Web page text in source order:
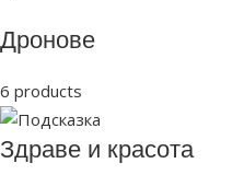
Дронове
6 products
Здраве и красота